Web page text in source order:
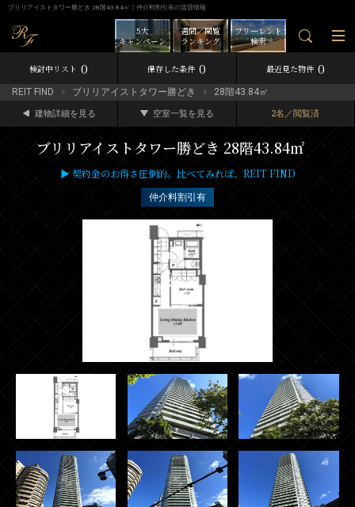
ブリリアイストタワー勝どき 28階43.84㎡｜仲介料割引有の賃貸情報
フリーレント
検索
週間／閲覧
ランキング
5大
キャンペーン
検討中リスト 0 保存した条件 0 最近見た物件 0
REIT FIND ブリリアイストタワー勝どき 28階43.84㎡
建物詳細を見る 空室一覧を見る 2名／閲覧済
ブリリアイストタワー勝どき 28階43.84㎡
▶ 契約金のお得さ圧倒的。比べてみれば、REIT FIND
仲介料割引有